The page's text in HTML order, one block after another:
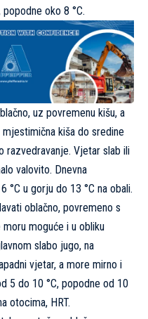
oko 8 °C.
uz povremenu kišu, a
kiša do sredine
razvedravanje. Vjetar slab ili
valovito. Dnevna
°C u gorju do 13 °C na obali.
oblačno, povremeno s
moguće i u obliku
slabo jugo, na
vjetar, a more mirno i
5 do 10 °C, popodne od 10
otocima, HRT.